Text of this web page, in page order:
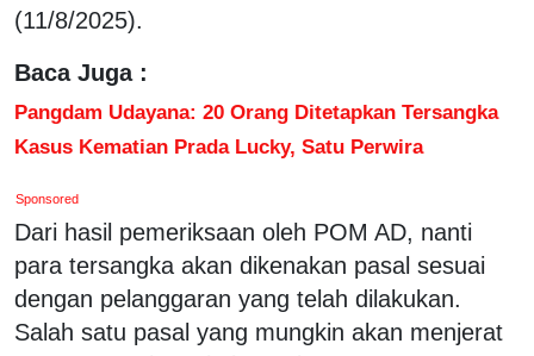
(11/8/2025).
Baca Juga :
Pangdam Udayana: 20 Orang Ditetapkan Tersangka
Kasus Kematian Prada Lucky, Satu Perwira
Sponsored
Dari hasil pemeriksaan oleh POM AD, nanti
para tersangka akan dikenakan pasal sesuai
dengan pelanggaran yang telah dilakukan.
Salah satu pasal yang mungkin akan menjerat